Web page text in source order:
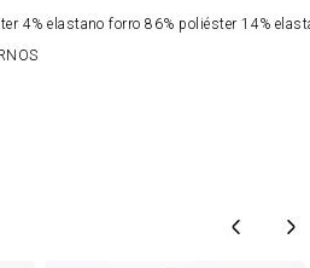
4% elastano forro 86% poliéster 14%